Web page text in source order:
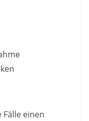
Fälle einen